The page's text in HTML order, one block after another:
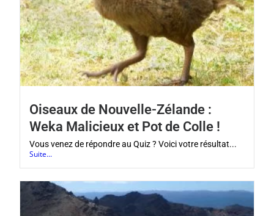
Oiseaux de Nouvelle-Zélande :
Weka Malicieux et Pot de Colle !
Vous venez de répondre au Quiz ? Voici votre résultat...
Suite...